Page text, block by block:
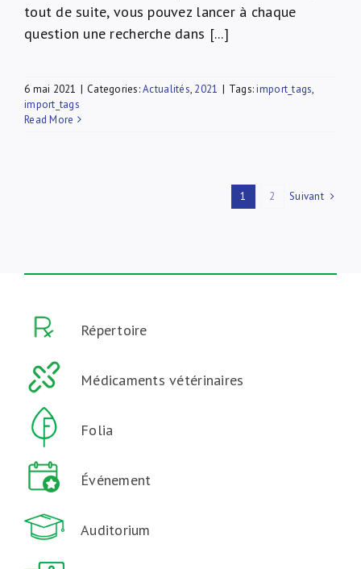
tout de suite, vous pouvez lancer à chaque
question une recherche dans [...]
6 mai 2021 | Categories:Actualités, 2021 | Tags:import_tags,
import_tags
Read More
1 2 Suivant
Répertoire
Médicaments vétérinaires
Folia
Événement
Auditorium